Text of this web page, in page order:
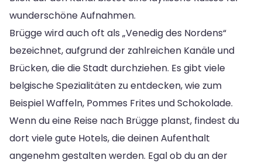
wunderschöne Aufnahmen.
Brügge wird auch oft als „Venedig des Nordens“
bezeichnet, aufgrund der zahlreichen Kanäle und
Brücken, die die Stadt durchziehen. Es gibt viele
belgische Spezialitäten zu entdecken, wie zum
Beispiel Waffeln, Pommes Frites und Schokolade.
Wenn du eine Reise nach Brügge planst, findest du
dort viele gute Hotels, die deinen Aufenthalt
angenehm gestalten werden. Egal ob du an der